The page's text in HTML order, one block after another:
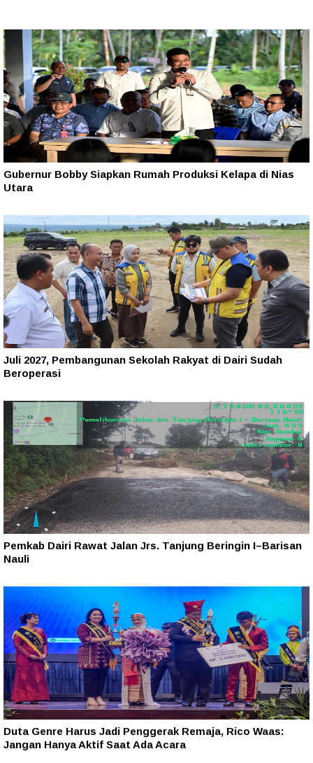
Gubernur Bobby Siapkan Rumah Produksi Kelapa di Nias
Utara
Juli 2027, Pembangunan Sekolah Rakyat di Dairi Sudah
Beroperasi
Pemkab Dairi Rawat Jalan Jrs. Tanjung Beringin I–Barisan
Nauli
Duta Genre Harus Jadi Penggerak Remaja, Rico Waas:
Jangan Hanya Aktif Saat Ada Acara